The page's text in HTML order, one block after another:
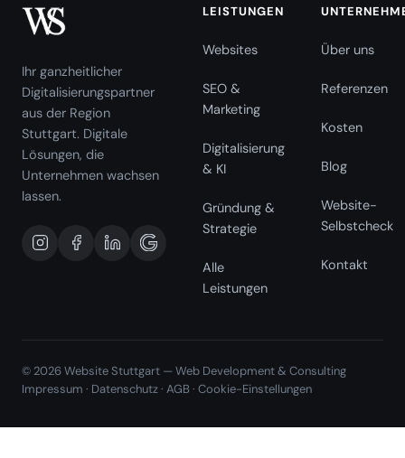
Ihr ganzheitlicher
Digitalisierungspartner
aus der Region
Stuttgart. Digitale
Lösungen, die
Unternehmen wachsen
lassen.
LEISTUNGEN
Websites
SEO &
Marketing
Digitalisierung
& KI
Gründung &
Strategie
Alle
Leistungen
Über uns
Referenzen
Kosten
Blog
Website-
Selbstcheck
Kontakt
© 2026 Website Stuttgart — Web Development & Consulting
Impressum · Datenschutz· AGB · Cookie-Einstellungen